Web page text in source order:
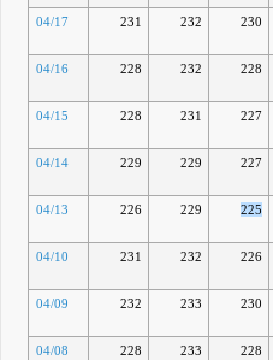
04/17 231 232 230
04/16 228 232 228
04/15 228 231 227
04/14 229 229 227
04/13 226 229 225
04/10 231 232 226
04/09 232 233 230
04/08 228 233 228